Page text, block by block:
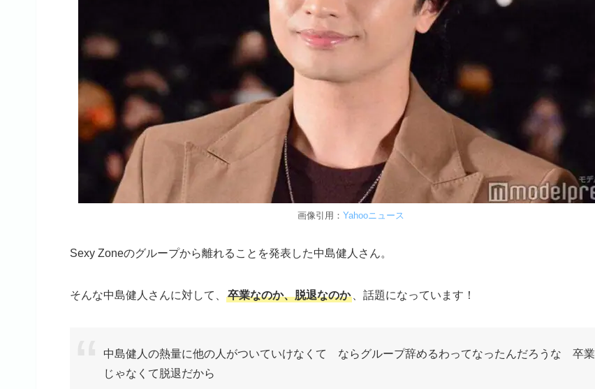
画像引用： Yahooニュース
Sexy Zoneのグループから離れることを発表した中島健人さん。
そんな中島健人さんに対して、 卒業なのか、脱退なのか 、話題になっています！
中島健人の熱量に他の人がついていけなくて ならグループ辞めるわってなったんだろうな 卒業
じゃなくて脱退だから